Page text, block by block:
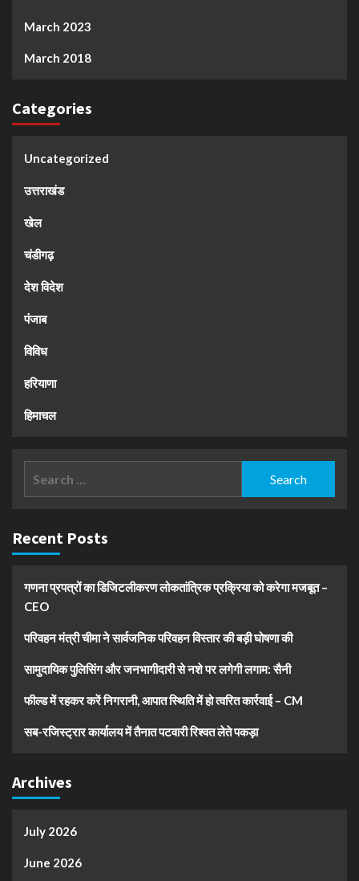
March 2023
March 2018
Categories
Uncategorized
उत्तराखंड
खेल
चंडीगढ़
देश विदेश
पंजाब
विविध
हरियाणा
हिमाचल
Recent Posts
गणना प्रपत्रों का डिजिटलीकरण लोकतांत्रिक प्रक्रिया को करेगा मजबूत –
CEO
परिवहन मंत्री चीमा ने सार्वजनिक परिवहन विस्तार की बड़ी घोषणा की
सामुदायिक पुलिसिंग और जनभागीदारी से नशे पर लगेगी लगाम: सैनी
फील्ड में रहकर करें निगरानी, आपात स्थिति में हो त्वरित कार्रवाई – CM
सब-रजिस्ट्रार कार्यालय में तैनात पटवारी रिश्वत लेते पकड़ा
Archives
July 2026
June 2026